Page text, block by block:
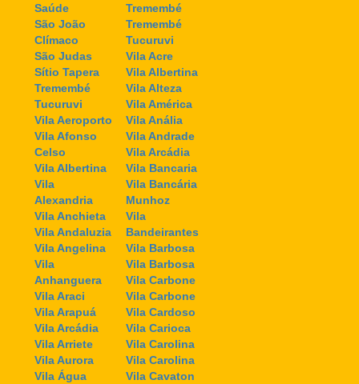
Saúde
São João
Clímaco
São Judas
Sítio Tapera
Tremembé
Tucuruvi
Vila Aeroporto
Vila Afonso
Celso
Vila Albertina
Vila
Alexandria
Vila Anchieta
Vila Andaluzia
Vila Angelina
Vila
Anhanguera
Vila Araci
Vila Arapuá
Vila Arcádia
Vila Arriete
Vila Aurora
Vila Água
Tremembé
Tremembé
Tucuruvi
Vila Acre
Vila Albertina
Vila Alteza
Vila América
Vila Anália
Vila Andrade
Vila Arcádia
Vila Bancaria
Vila Bancária
Munhoz
Vila
Bandeirantes
Vila Barbosa
Vila Barbosa
Vila Carbone
Vila Carbone
Vila Cardoso
Vila Carioca
Vila Carolina
Vila Carolina
Vila Cavaton